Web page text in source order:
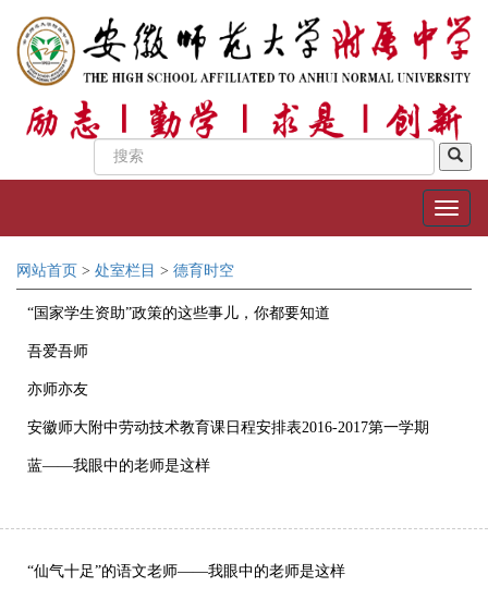
网站首页 > 处室栏目 > 德育时空
“国家学生资助”政策的这些事儿，你都要知道
吾爱吾师
亦师亦友
安徽师大附中劳动技术教育课日程安排表2016-2017第一学期
蓝——我眼中的老师是这样
“仙气十足”的语文老师——我眼中的老师是这样